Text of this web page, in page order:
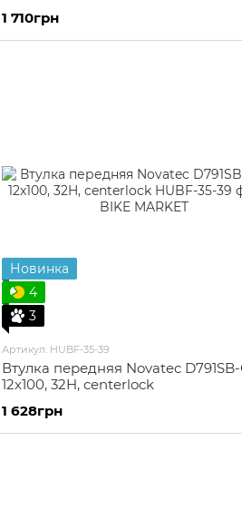
1 710грн
Новинка
4
3
Артикул: HUBF-35-39
Втулка передняя Novatec D791SB-
12x100, 32H, centerlock
1 628грн